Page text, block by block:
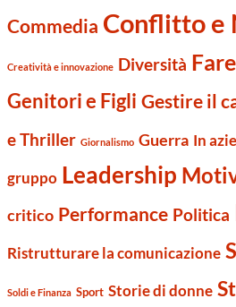
Commedia Conflitto e
Creatività e innovazione Diversità
Genitori e Figli Gestire il
e Thriller Giornalismo Guerra In
gruppo Leadership
critico Performance Politica
Ristrutturare la comunicazione
Soldi e Finanza Sport Storie di donne